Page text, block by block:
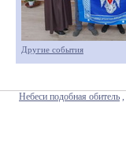
Другие события
Небеси подобная обитель ,